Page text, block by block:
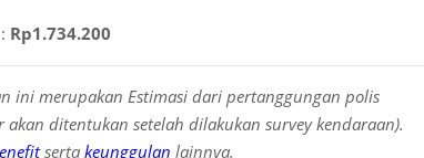
Rp1.734.200
ini merupakan Estimasi dari pertanggungan polis
ditentukan setelah dilakukan survey kendaraan).
serta keunggulan lainnya.